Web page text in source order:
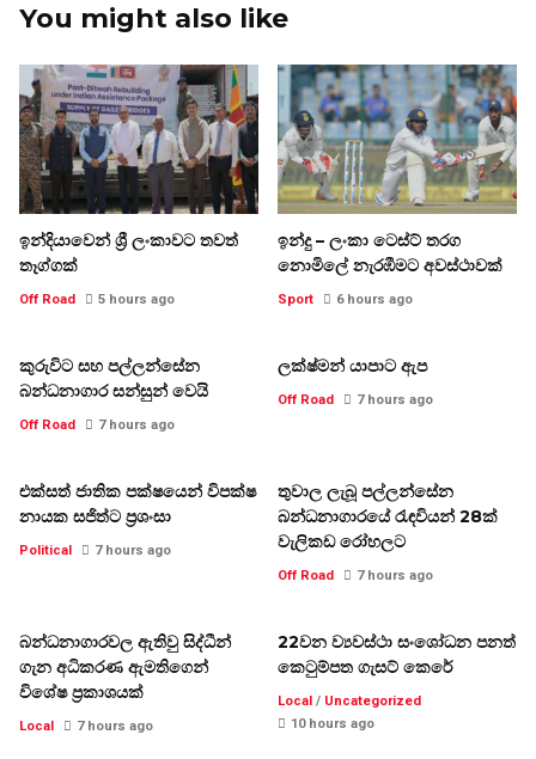
You might also like
ඉන්දියාවෙන් ශ්‍රී ලංකාවට තවත්
තෑග්ගක්
Off Road 5 hours ago
ඉන්දු – ලංකා ටෙස්ට් තරග
නොමිලේ නැරඹීමට අවස්ථාවක්
Sport 6 hours ago
කුරුවිට සහ පල්ලන්සේන
බන්ධනාගාර සන්සුන් වෙයි
Off Road 7 hours ago
ලක්ෂ්මන් යාපාට ඇප
Off Road 7 hours ago
එක්සත් ජාතික පක්ෂයෙන් විපක්ෂ
නායක සජිත්ට ප්‍රශංසා
Political 7 hours ago
තුවාල ලැබූ පල්ලන්සේන
බන්ධනාගාරයේ රැඳවියන් 28ක්
වැලිකඩ රෝහලට
Off Road 7 hours ago
බන්ධනාගාරවල ඇතිවු සිද්ධීන්
ගැන අධිකරණ ඇමතිගෙන්
විශේෂ ප්‍රකාශයක්
Local 7 hours ago
22වන ව්‍යවස්ථා සංශෝධන පනත්
කෙටුම්පත ගැසට් කෙරේ
Local / Uncategorized
10 hours ago